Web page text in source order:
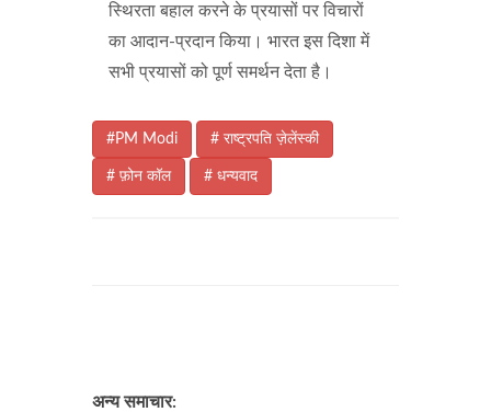
स्थिरता बहाल करने के प्रयासों पर विचारों
का आदान-प्रदान किया। भारत इस दिशा में
सभी प्रयासों को पूर्ण समर्थन देता है।
#PM Modi # राष्ट्रपति ज़ेलेंस्की
# फ़ोन कॉल # धन्यवाद
अन्य समाचार: